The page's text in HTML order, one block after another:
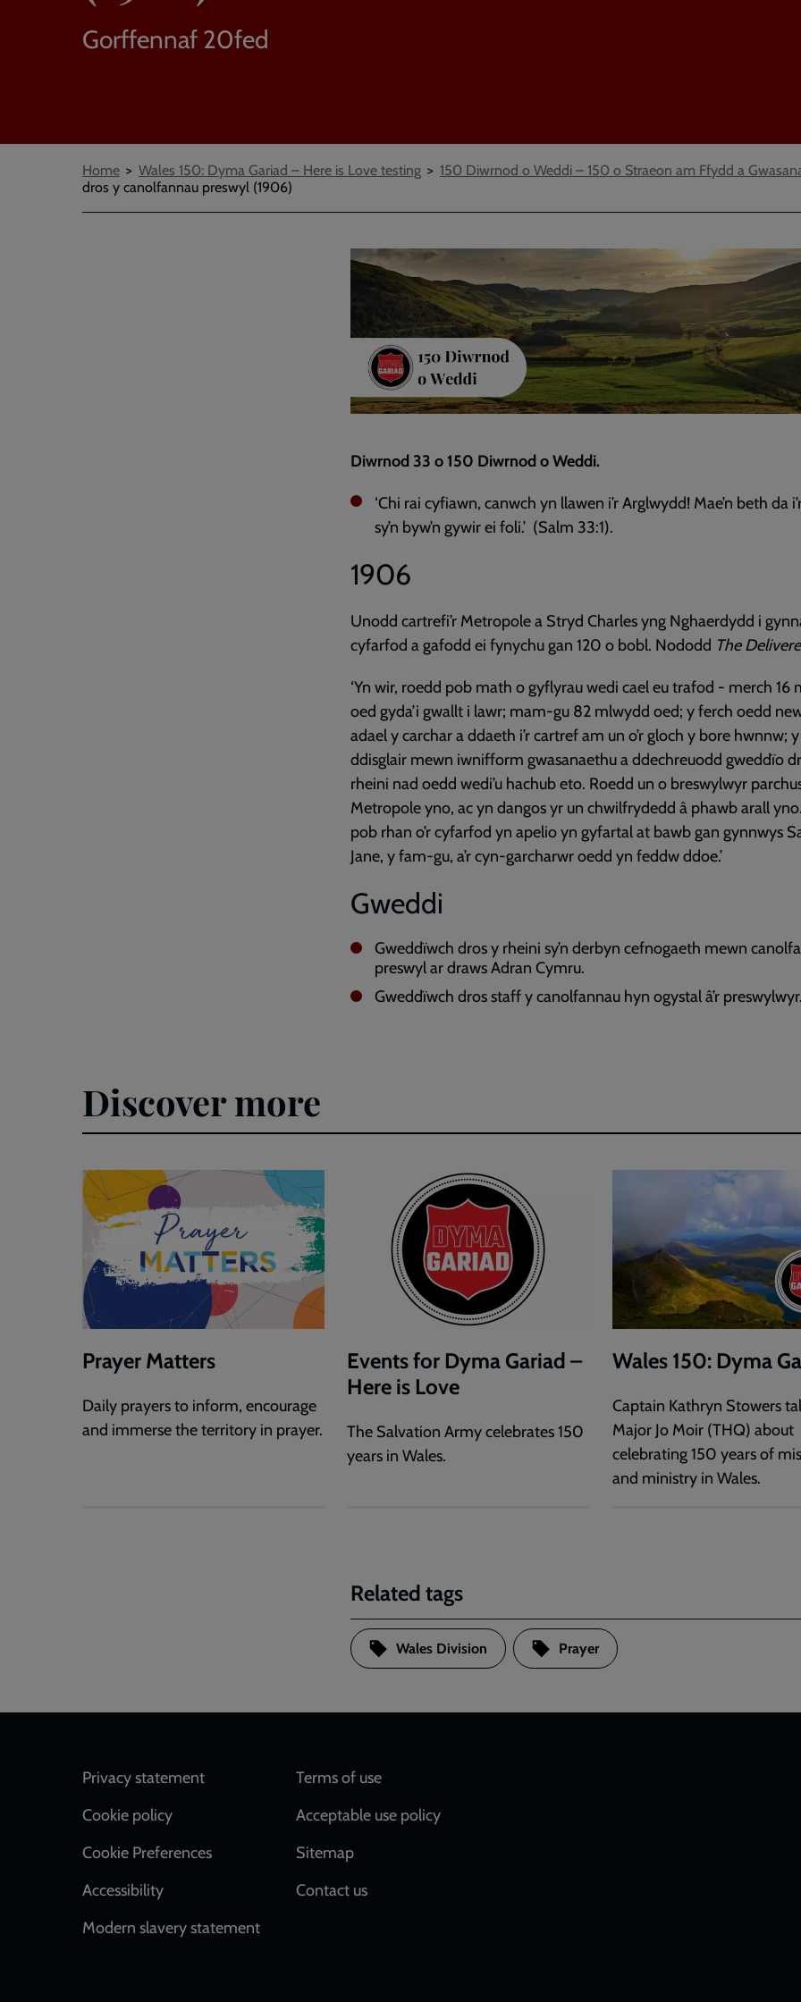
Gorffennaf 20fed
Breadcrumbs
Home Wales 150: Dyma Gariad – Here is Love testing 150 Diwrnod o Weddi – 150 o Straeon am Ffydd a
dros y canolfannau preswyl (1906)
Diwrnod 33 o 150 Diwrnod o Weddi.
‘Chi rai cyfiawn, canwch yn llawen i’r Arglwydd! Mae’n beth da
sy’n byw’n gywir ei foli.’ (Salm 33:1).
1906
Unodd cartrefi’r Metropole a Stryd Charles yng Nghaerdydd i
cyfarfod a gafodd ei fynychu gan 120 o bobl. Nododd The
‘Yn wir, roedd pob math o gyflyrau wedi cael eu trafod - merch 16
oed gyda’i gwallt i lawr; mam-gu 82 mlwydd oed; y ferch oedd
adael y carchar a ddaeth i’r cartref am un o’r gloch y bore hwnnw;
ddisglair mewn iwnifform gwasanaethu a ddechreuodd gweddïo
rheini nad oedd wedi’u hachub eto. Roedd un o breswylwyr
Metropole yno, ac yn dangos yr un chwilfrydedd â phawb arall
pob rhan o’r cyfarfod yn apelio yn gyfartal at bawb gan gynnwys
Jane, y fam-gu, a’r cyn-garcharwr oedd yn feddw ddoe.’
Gweddi
Gweddïwch dros y rheini sy’n derbyn cefnogaeth mewn
preswyl ar draws Adran Cymru.
Gweddïwch dros staff y canolfannau hyn ogystal â’r preswylwyr.
Discover more
Prayer Matters
Daily prayers to inform, encourage
and immerse the territory in prayer.
Events for Dyma Gariad –
Here is Love
The Salvation Army celebrates 150
years in Wales.
Wales 150: Dyma
Captain Kathryn Stowers
Major Jo Moir (THQ) about
celebrating 150 years of
and ministry in Wales.
Related tags
Wales Division Prayer
Footer
Privacy statement
Cookie policy
Cookie Preferences
Accessibility
Modern slavery statement
Terms of use
Acceptable use policy
Sitemap
Contact us